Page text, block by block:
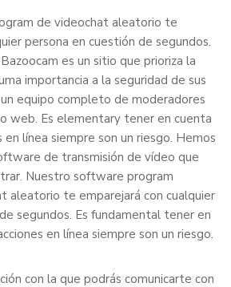
de videochat aleatorio te
persona en cuestión de segundos.
es un sitio que prioriza la
importancia a la seguridad de sus
equipo completo de moderadores
web. Es elementary tener en cuenta
en línea siempre son un riesgo. Hemos
de transmisión de vídeo que
Nuestro software program
aleatorio te emparejará con cualquier
segundos. Es fundamental tener en
en línea siempre son un riesgo.
con la que podrás comunicarte con